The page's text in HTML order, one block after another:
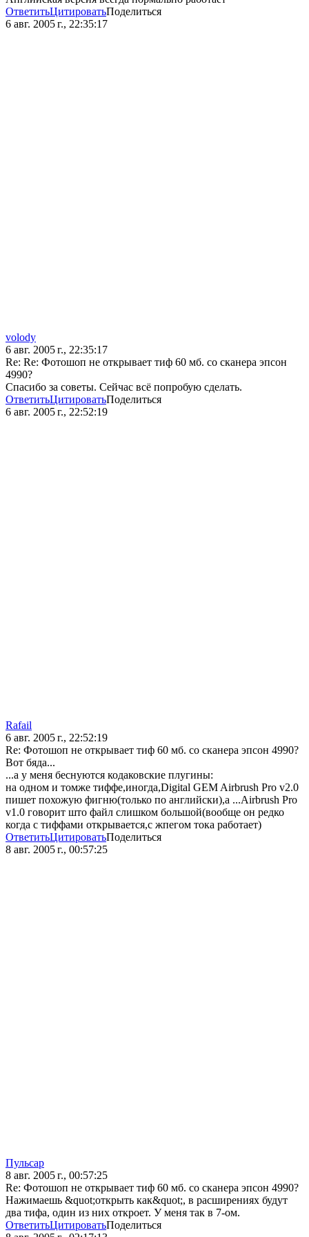
ОтветитьЦитироватьПоделиться
6 авг. 2005 г., 22:35:17
volody
6 авг. 2005 г., 22:35:17
Re: Re: Фотошоп не открывает тиф 60 мб. со сканера эпсон
4990?
Cпасибо за советы. Сейчас всё попробую сделать.
ОтветитьЦитироватьПоделиться
6 авг. 2005 г., 22:52:19
Rafail
6 авг. 2005 г., 22:52:19
Re: Фотошоп не открывает тиф 60 мб. со сканера эпсон 4990?
Вот бяда...
...а у меня беснуются кодаковские плугины:
на одном и томже тиффе,иногда,Digital GEM Airbrush Pro v2.0
пишет похожую фигню(только по английски),а ...Airbrush Pro
v1.0 говорит што файл слишком большой(вообще он редко
когда с тиффами открывается,с жпегом тока работает)
ОтветитьЦитироватьПоделиться
8 авг. 2005 г., 00:57:25
Пульсар
8 авг. 2005 г., 00:57:25
Re: Фотошоп не открывает тиф 60 мб. со сканера эпсон 4990?
Нажимаешь &quot;открыть как&quot;, в расширениях будут
два тифа, один из них откроет. У меня так в 7-ом.
ОтветитьЦитироватьПоделиться